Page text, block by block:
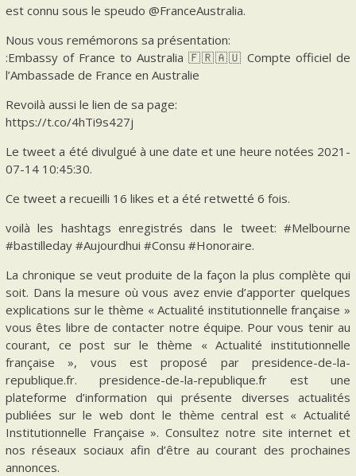
est connu sous le speudo @FranceAustralia.
Nous vous remémorons sa présentation:
:Embassy of France to Australia 🇫🇷🇦🇺 Compte officiel de
l’Ambassade de France en Australie
Revoilà aussi le lien de sa page:
https://t.co/4hTi9s427j
Le tweet a été divulgué à une date et une heure notées 2021-
07-14 10:45:30.
Ce tweet a recueilli 16 likes et a été retwetté 6 fois.
voilà les hashtags enregistrés dans le tweet: #Melbourne
#bastilleday #Aujourdhui #Consu #Honoraire.
La chronique se veut produite de la façon la plus complète qui
soit. Dans la mesure où vous avez envie d’apporter quelques
explications sur le thème « Actualité institutionnelle française »
vous êtes libre de contacter notre équipe. Pour vous tenir au
courant, ce post sur le thème « Actualité institutionnelle
française », vous est proposé par presidence-de-la-
republique.fr. presidence-de-la-republique.fr est une
plateforme d’information qui présente diverses actualités
publiées sur le web dont le thème central est « Actualité
Institutionnelle Française ». Consultez notre site internet et
nos réseaux sociaux afin d’être au courant des prochaines
annonces.